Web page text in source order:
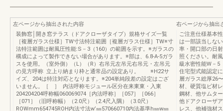
左ページから抽出された内容
装飾窓│開き窓テラス（ドアクローザタイプ）規格サイズ一覧
［複層ガラス仕様］TW寸法特注範囲［複層ガラス仕様］TW※寸
法特注範囲は耐風圧性能:S－3（160）の範囲を示す。※ガラスの
構成によって製作できない場合があります。※部は、6.8-A-5ガラ
スを使用。（室外側）（L）（R）右吊元左吊元右吊元・左吊元
の見方呼称 立上り納まり枠と通常品の設定あり。 ※H22サ
イズ、204は特注対応となります。※204単純段差の設定はござ
いません。［ ］ 内法呼称モジュール区分在来東東・入東
204204204呼称幅060069074［内法呼称］［057］［066］
［071］（旧呼称幅）（2.0尺）（2.4尺入隅）（3.0尺）
ROWmm654745ROH内法寸法w’㎜570660710内法基準h㎜w㎜
右ページから抽出
ご注意仕様基本
は一部該当しな
率・開口部の日
照ください。耐
級水密性能W－5
住宅型式能認定
層ガラス総厚26
材、硬質塩ビ材
鋼材、他サムタ
他ドアクローザ
レス、他補強材